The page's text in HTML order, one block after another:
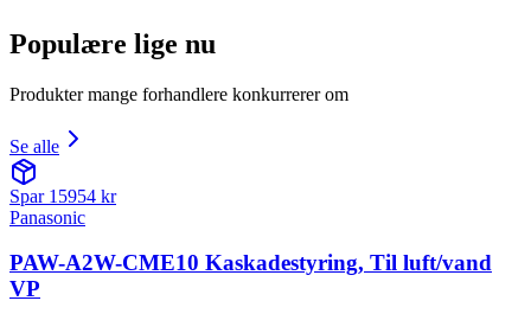
Populære lige nu
Produkter mange forhandlere konkurrerer om
Se alle
Spar 15954 kr
Panasonic
PAW-A2W-CME10 Kaskadestyring, Til luft/vand
VP